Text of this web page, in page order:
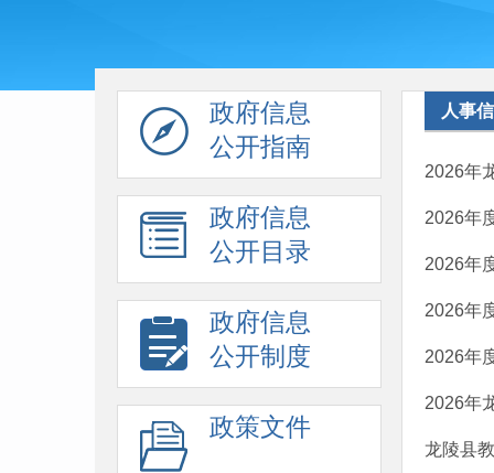
政府信息
公开指南
政府信息
公开目录
政府信息
公开制度
政策文件
人事
2026年
2026年
2026年
2026年
2026年
2026年
龙陵县